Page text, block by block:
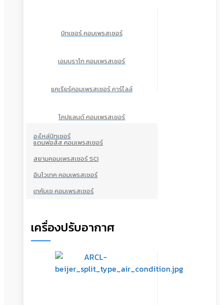
บิทเซอร์ คอมเพรสเซอร์
เอมบราโก คอมเพรสเซอร์
แคเรียร์คอมเพรสเซอร์ คาร์ไลล์
โคปแลนด์ คอมเพรสเซอร์
อะไหล่บิทเซอร์
แดนฟอส์ส คอมเพรสเซอร์
สยามคอมเพรสเซอร์ SCI
อินโวเทค คอมเพรสเซอร์
เทคัมเช คอมเพรสเซอร์
เครื่องปรับอากาศ